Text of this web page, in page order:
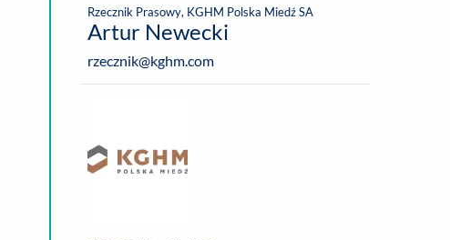
Rzecznik Prasowy, KGHM Polska Miedź SA
Artur Newecki
rzecznik@kghm.com